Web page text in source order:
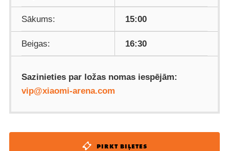
Sākums: 15:00
Beigas: 16:30
Sazinieties par ložas nomas iespējām:
vip@xiaomi-arena.com
PIRKT BIĻETES